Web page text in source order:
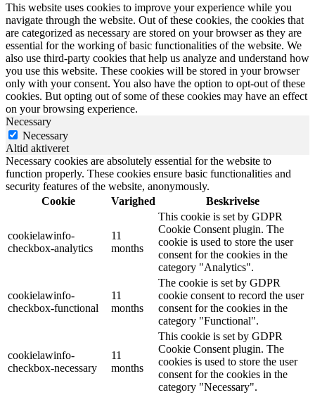
This website uses cookies to improve your experience while you
navigate through the website. Out of these cookies, the cookies that
are categorized as necessary are stored on your browser as they are
essential for the working of basic functionalities of the website. We
also use third-party cookies that help us analyze and understand how
you use this website. These cookies will be stored in your browser
only with your consent. You also have the option to opt-out of these
cookies. But opting out of some of these cookies may have an effect
on your browsing experience.
Necessary
Necessary
Altid aktiveret
Necessary cookies are absolutely essential for the website to
function properly. These cookies ensure basic functionalities and
security features of the website, anonymously.
Cookie
Varighed Beskrivelse
cookielawinfo-
checkbox-analytics
11
months
This cookie is set by GDPR
Cookie Consent plugin. The
cookie is used to store the user
consent for the cookies in the
category "Analytics".
cookielawinfo-
checkbox-functional
11
months
The cookie is set by GDPR
cookie consent to record the user
consent for the cookies in the
category "Functional".
cookielawinfo-
checkbox-necessary
11
months
This cookie is set by GDPR
Cookie Consent plugin. The
cookies is used to store the user
consent for the cookies in the
category "Necessary".